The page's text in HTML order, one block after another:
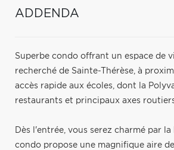
ADDENDA
Superbe condo offrant un espace de
recherché de Sainte-Thérèse, à
accès rapide aux écoles, dont la
restaurants et principaux axes
Dès l'entrée, vous serez charmé par
condo propose une magnifique aire